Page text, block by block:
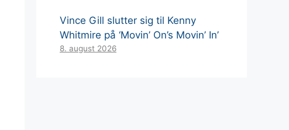
Vince Gill slutter sig til Kenny
Whitmire på ‘Movin’ On’s Movin’ In’
8. august 2026